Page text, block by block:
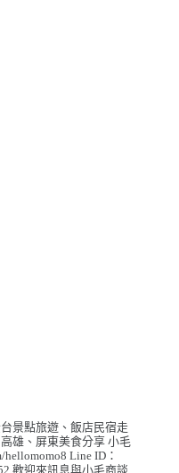
景點旅遊、飯店民宿走
雄、屏東美食分享 小毛
hellomomo8 Line ID：
歡迎來訊息與小毛商談